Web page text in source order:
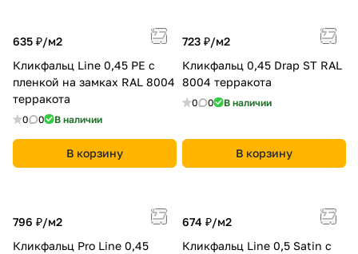
635 ₽/м2
Кликфальц Line 0,45 PE с
пленкой на замках RAL 8004
терракота
0 0 В наличии
В корзину
723 ₽/м2
Кликфальц 0,45 Drap ST RAL
8004 терракота
0 0 В наличии
В корзину
796 ₽/м2
Кликфальц Pro Line 0,45
674 ₽/м2
Кликфальц Line 0,5 Satin с